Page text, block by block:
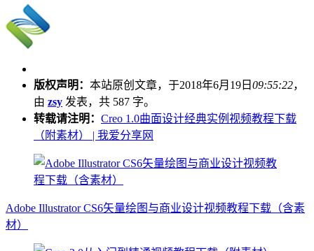
版权声明： 本站原创文章，于2018年6月19日 09:55:22，
由 zsy 发表，共 587 字。
转载请注明： Creo 1.0曲面设计经典实例视频教程下载
（附素材） | 我爱分享网
Adobe Illustrator CS6矢量绘图与商业设计视频教程下载（含素
材）